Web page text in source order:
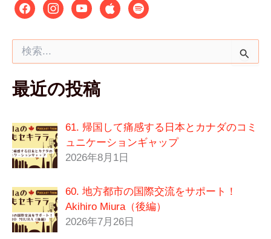
索
象
最近の投稿
61. 帰国して痛感する日本とカナダのコミ
ュニケーションギャップ
2026年8月1日
60. 地方都市の国際交流をサポート！
Akihiro Miura（後編）
2026年7月26日